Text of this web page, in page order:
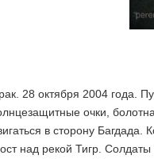
28 октября 2004 года.
очки,
в сторону
над рекой Тигр.